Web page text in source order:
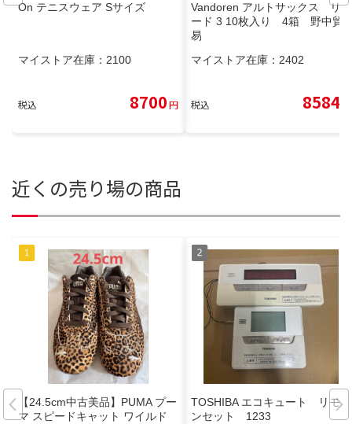
On テニスウェア Sサイズ
マイストア在庫： 2100
税込 8700円
Vandoren アルトサックス リ
ード 3 10枚入り 4箱 野中貿
易
マイストア在庫： 2402
税込 8584
近くの売り場の商品
【24.5cm中古美品】PUMA プー
マ スピードキャット ワイルド
TOSHIBA エコキュート リモコ
ンセット 1233